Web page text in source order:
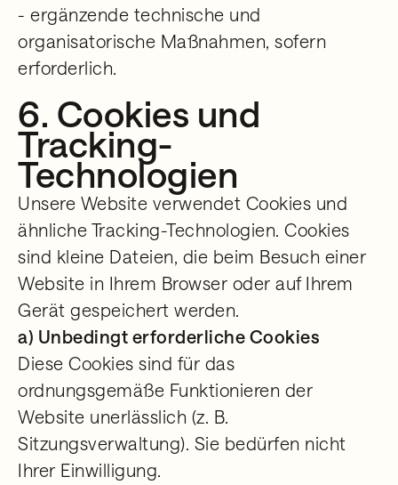
- ergänzende technische und
organisatorische Maßnahmen, sofern
erforderlich.
6. Cookies und
Tracking-
Technologien
Unsere Website verwendet Cookies und
ähnliche Tracking-Technologien. Cookies
sind kleine Dateien, die beim Besuch einer
Website in Ihrem Browser oder auf Ihrem
Gerät gespeichert werden.
a) Unbedingt erforderliche Cookies
Diese Cookies sind für das
ordnungsgemäße Funktionieren der
Website unerlässlich (z. B.
Sitzungsverwaltung). Sie bedürfen nicht
Ihrer Einwilligung.